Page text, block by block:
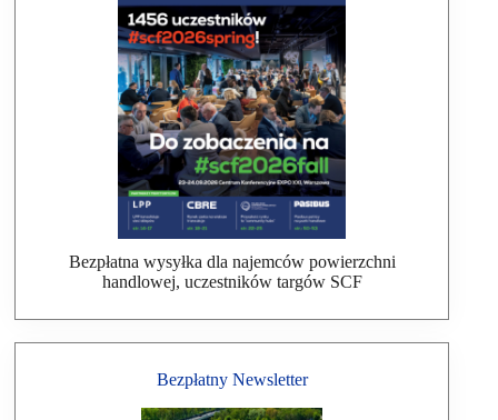
Bezpłatna wysyłka dla najemców powierzchni
handlowej, uczestników targów SCF
Bezpłatny Newsletter